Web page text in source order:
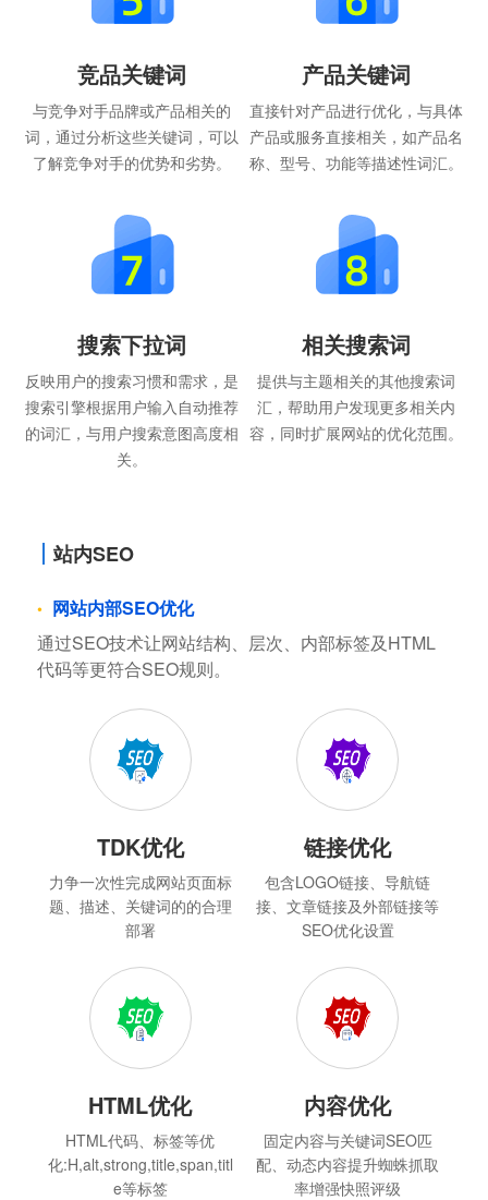
竞品关键词
与竞争对手品牌或产品相关的
词，通过分析这些关键词，可以
了解竞争对手的优势和劣势。
产品关键词
直接针对产品进行优化，与具体
产品或服务直接相关，如产品名
称、型号、功能等描述性词汇。
搜索下拉词
反映用户的搜索习惯和需求，是
搜索引擎根据用户输入自动推荐
的词汇，与用户搜索意图高度相
关。
相关搜索词
提供与主题相关的其他搜索词
汇，帮助用户发现更多相关内
容，同时扩展网站的优化范围。
站内SEO
网站内部SEO优化
通过SEO技术让网站结构、层次、内部标签及HTML
代码等更符合SEO规则。
TDK优化
力争一次性完成网站页面标
题、描述、关键词的的合理
部署
链接优化
包含LOGO链接、导航链
接、文章链接及外部链接等
SEO优化设置
HTML优化
HTML代码、标签等优
化:H,alt,strong,title,span,titl
e等标签
内容优化
固定内容与关键词SEO匹
配、动态内容提升蜘蛛抓取
率增强快照评级